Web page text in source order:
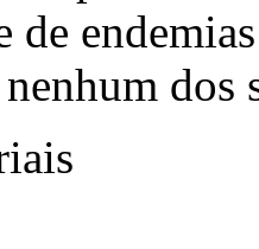
de endemias
dos